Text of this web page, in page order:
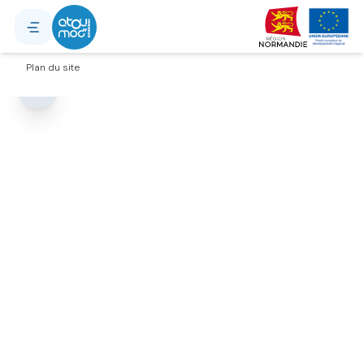
Explorer, recherche
Mentions légales
Plan du site